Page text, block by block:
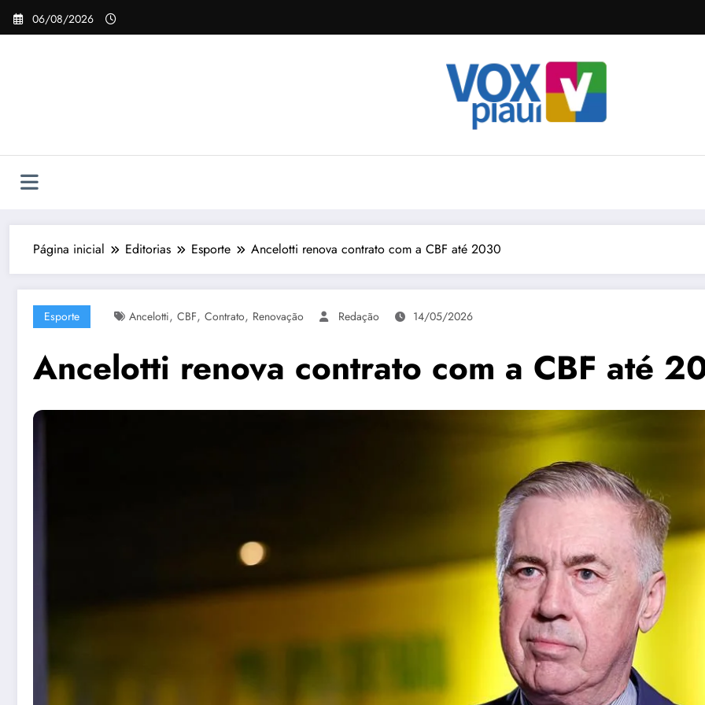
Pular
para
06/08/2026
Página inicial Editorias Esporte Ancelotti renova contrato com a CBF até 2030
Esporte Ancelotti, CBF, Contrato, Renovação Redação 14/05/2026
Ancelotti renova contrato com a CBF até